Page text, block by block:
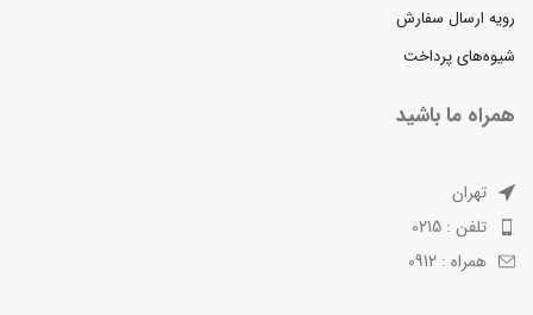
رویه ارسال سفارش
شیوه‌های پرداخت
همراه ما باشید
تهران
تلفن : 0215
همراه : 0912